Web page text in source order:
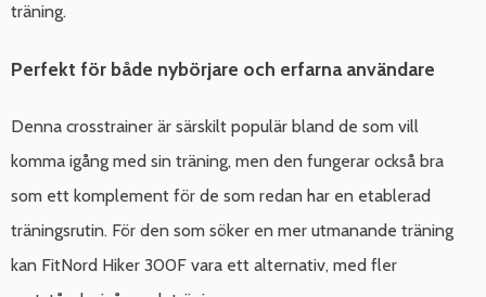
träning.
Perfekt för både nybörjare och erfarna användare
Denna crosstrainer är särskilt populär bland de som vill
komma igång med sin träning, men den fungerar också bra
som ett komplement för de som redan har en etablerad
träningsrutin. För den som söker en mer utmanande träning
kan FitNord Hiker 300F vara ett alternativ, med fler